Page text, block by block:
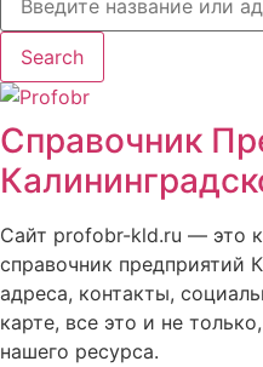
Search
Справочник
Сайт profobr-kld.ru — это
справочник предприятий
адреса, контакты,
карте, все это и не
нашего ресурса.